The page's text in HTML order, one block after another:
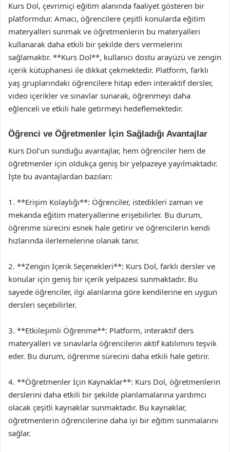
Kurs Dol, çevrimiçi eğitim alanında faaliyet gösteren bir
platformdur. Amacı, öğrencilere çeşitli konularda eğitim
materyalleri sunmak ve öğretmenlerin bu materyalleri
kullanarak daha etkili bir şekilde ders vermelerini
sağlamaktır. **Kurs Dol**, kullanıcı dostu arayüzü ve zengin
içerik kütüphanesi ile dikkat çekmektedir. Platform, farklı
yaş gruplarındaki öğrencilere hitap eden interaktif dersler,
video içerikler ve sınavlar sunarak, öğrenmeyi daha
eğlenceli ve etkili hale getirmeyi hedeflemektedir.
Öğrenci ve Öğretmenler İçin Sağladığı Avantajlar
Kurs Dol’un sunduğu avantajlar, hem öğrenciler hem de
öğretmenler için oldukça geniş bir yelpazeye yayılmaktadır.
İşte bu avantajlardan bazıları:
1. **Erişim Kolaylığı**: Öğrenciler, istedikleri zaman ve
mekanda eğitim materyallerine erişebilirler. Bu durum,
öğrenme sürecini esnek hale getirir ve öğrencilerin kendi
hızlarında ilerlemelerine olanak tanır.
2. **Zengin İçerik Seçenekleri**: Kurs Dol, farklı dersler ve
konular için geniş bir içerik yelpazesi sunmaktadır. Bu
sayede öğrenciler, ilgi alanlarına göre kendilerine en uygun
dersleri seçebilirler.
3. **Etkileşimli Öğrenme**: Platform, interaktif ders
materyalleri ve sınavlarla öğrencilerin aktif katılımını teşvik
eder. Bu durum, öğrenme sürecini daha etkili hale getirir.
4. **Öğretmenler İçin Kaynaklar**: Kurs Dol, öğretmenlerin
derslerini daha etkili bir şekilde planlamalarına yardımcı
olacak çeşitli kaynaklar sunmaktadır. Bu kaynaklar,
öğretmenlerin öğrencilerine daha iyi bir eğitim sunmalarını
sağlar.